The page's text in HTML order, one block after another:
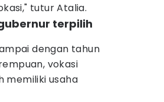
tutur Atalia.
terpilih
dengan tahun
vokasi
memiliki usaha